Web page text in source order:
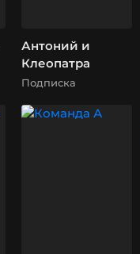
Антоний и
Клеопатра
Подписка